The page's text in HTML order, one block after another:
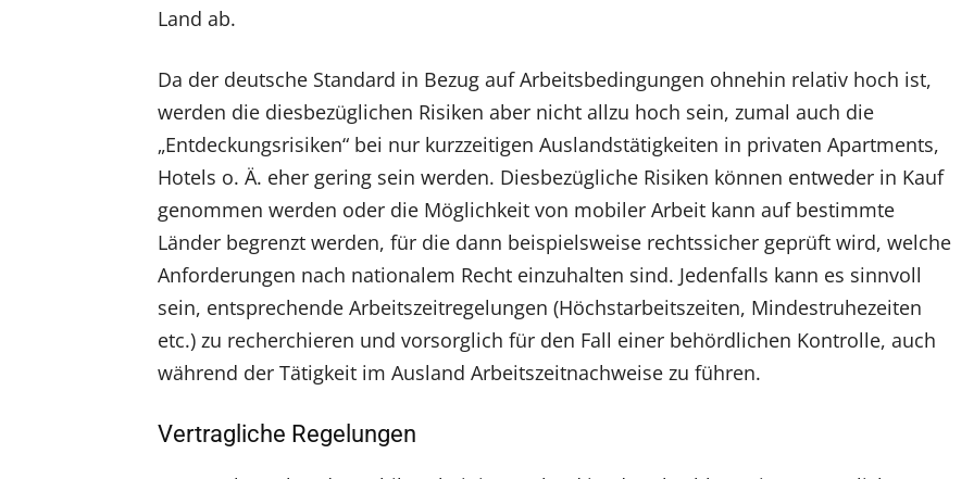
Land ab.
Da der deutsche Standard in Bezug auf Arbeitsbedingungen ohnehin relativ hoch ist,
werden die diesbezüglichen Risiken aber nicht allzu hoch sein, zumal auch die
„Entdeckungsrisiken“ bei nur kurzzeitigen Auslandstätigkeiten in privaten Apartments,
Hotels o. Ä. eher gering sein werden. Diesbezügliche Risiken können entweder in Kauf
genommen werden oder die Möglichkeit von mobiler Arbeit kann auf bestimmte
Länder begrenzt werden, für die dann beispielsweise rechtssicher geprüft wird, welche
Anforderungen nach nationalem Recht einzuhalten sind. Jedenfalls kann es sinnvoll
sein, entsprechende Arbeitszeitregelungen (Höchstarbeitszeiten, Mindestruhezeiten
etc.) zu recherchieren und vorsorglich für den Fall einer behördlichen Kontrolle, auch
während der Tätigkeit im Ausland Arbeitszeitnachweise zu führen.
Vertragliche Regelungen